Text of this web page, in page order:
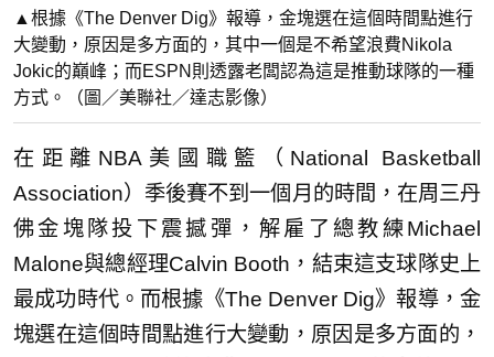
▲根據《The Denver Dig》報導，金塊選在這個時間點進行
大變動，原因是多方面的，其中一個是不希望浪費Nikola
Jokic的巔峰；而ESPN則透露老闆認為這是推動球隊的一種
方式。（圖／美聯社／達志影像）
在距離NBA美國職籃（National Basketball
Association）季後賽不到一個月的時間，在周三丹
佛金塊隊投下震撼彈，解雇了總教練Michael
Malone與總經理Calvin Booth，結束這支球隊史上
最成功時代。而根據《The Denver Dig》報導，金
塊選在這個時間點進行大變動，原因是多方面的，